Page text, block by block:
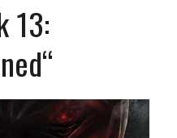
13: